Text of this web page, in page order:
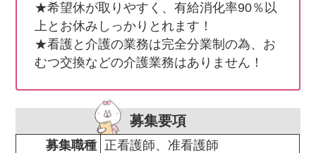
★希望休が取りやすく、有給消化率90％以
上とお休みしっかりとれます！
★看護と介護の業務は完全分業制の為、お
むつ交換などの介護業務はありません！
募集要項
募集職種 正看護師、准看護師